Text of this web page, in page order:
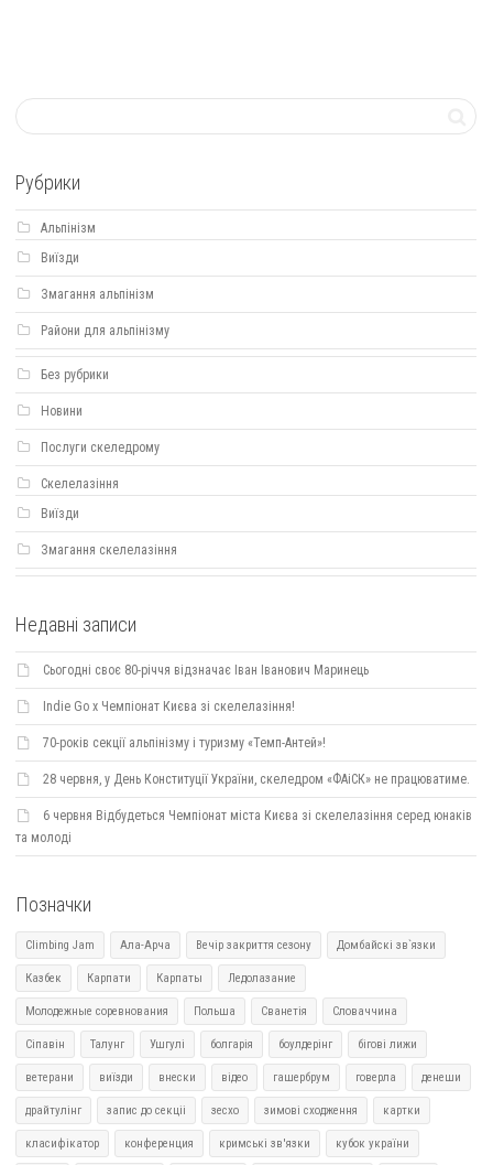
Рубрики
Альпінізм
Виїзди
Змагання альпінізм
Райони для альпінізму
Без рубрики
Новини
Послуги скеледрому
Скелелазіння
Виїзди
Змагання скелелазіння
Недавні записи
Сьогодні своє 80-річчя відзначає Іван Іванович Маринець
Indie Go х Чемпіонат Києва зі скелелазіння!
70-років секції альпінізму і туризму «Темп-Антей»!
28 червня, у День Конституції України, скеледром «ФАіСК» не працюватиме.
6 червня Відбудеться Чемпіонат міста Києва зі скелелазіння серед юнаків
та молоді
Позначки
Climbing Jam Ала-Арча Вечір закриття сезону Домбайскі зв`язки
Казбек Карпати Карпаты Ледолазание
Молодежные соревнования Польша Сванетія Словаччина
Сіпавін Талунг Ушгулі болгарія боулдерінг бігові лижи
ветерани виїзди внески відео гашербрум говерла денеши
драйтулінг запис до секціі зесхо зимові сходження картки
класифікатор конференция кримські зв'язки кубок україни